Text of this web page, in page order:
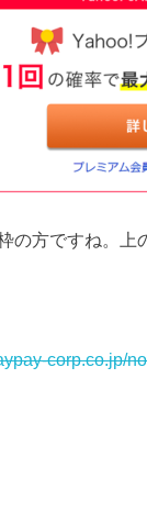
の方ですね。上
corp.co.jp/